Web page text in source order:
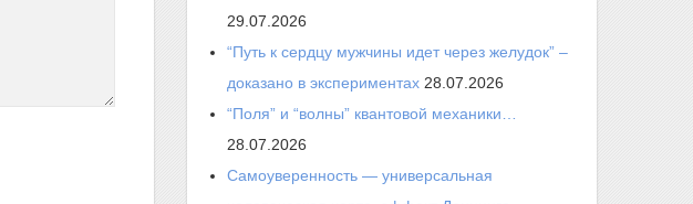
29.07.2026
“Путь к сердцу мужчины идет через желудок” –
доказано в экспериментах 28.07.2026
“Поля” и “волны” квантовой механики…
28.07.2026
Самоуверенность — универсальная